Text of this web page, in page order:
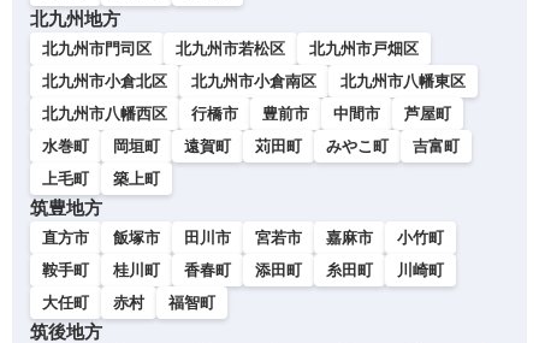
北九州地方
北九州市門司区 北九州市若松区
北九州市戸畑区
北九州市小倉北区
北九州市小倉南区
北九州市八幡東区
北九州市八幡西区
行橋市 豊前市 中間市
芦屋町
水巻町
岡垣町 遠賀町 苅田町 みやこ町
吉富町
上毛町
築上町
筑豊地方
直方市 飯塚市 田川市 宮若市 嘉麻市
小竹町
鞍手町
桂川町 香春町 添田町 糸田町
川崎町
大任町
赤村 福智町
筑後地方